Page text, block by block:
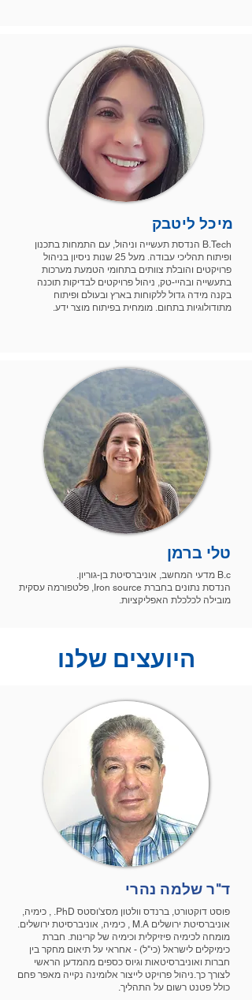
מיכל ליטבק
B.Tech הנדסת תעשייה וניהול, עם התמחות בתכנון
ופיתוח תהליכי עבודה. מעל 25 שנות ניסיון בניהול
פרויקטים והובלת צוותים בתחומי הטמעת מערכות
בתעשייה ובהיי-טק, ניהול פרויקטים לבדיקות תוכנה
בקנה מידה גדול ללקוחות בארץ ובעולם ופיתוח
מתודולוגיות בתחום. מומחית בפיתוח מוצר ידע.
טלי ברמן
B.c מדעי המחשב, אוניברסיטת בן-גוריון.
הנדסת נתונים בחברת Iron source, פלטפורמה עסקית
מובילה לכלכלת האפליקציות.
היועצים שלנו
ד"ר שלמה נהרי
פוסט דוקטורט, ברנדס וולטון מסצ'וסטס PhD. , כימיה,
אוניברסיטת ירושלים M.A , כימיה, אוניברסיטת ירושלים.
מומחה לכימיה פיזיקלית וכימיה של קרינות. חברת
כימיקלים לישראל (כי"ל) - אחראי על תיאום מחקר בין
חברות ואוניברסיטאות וגיוס כספים מהמדען הראשי
לצורך כך.ניהול פרויקט לייצור אלומינה נקייה מאפר פחם
כולל פטנט רשום על התהליך.